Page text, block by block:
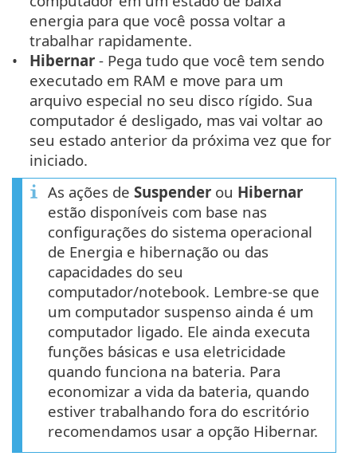
energia para que você possa voltar a
trabalhar rapidamente.
Hibernar - Pega tudo que você tem sendo
executado em RAM e move para um
arquivo especial no seu disco rígido. Sua
computador é desligado, mas vai voltar ao
seu estado anterior da próxima vez que for
iniciado.
As ações de Suspender ou Hibernar
estão disponíveis com base nas
configurações do sistema operacional
de Energia e hibernação ou das
capacidades do seu
computador/notebook. Lembre-se que
um computador suspenso ainda é um
computador ligado. Ele ainda executa
funções básicas e usa eletricidade
quando funciona na bateria. Para
economizar a vida da bateria, quando
estiver trabalhando fora do escritório
recomendamos usar a opção Hibernar.